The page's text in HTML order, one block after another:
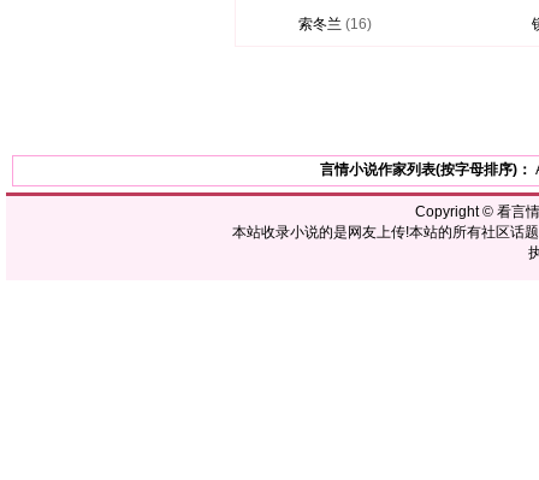
索冬兰 (16)
言情小说作家列表(按字母排序)：
Copyright © 看言
本站收录小说的是网友上传!本站的所有社区话